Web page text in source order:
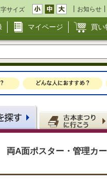
サイズ お知らせ
マイページ 買い
A面ポスター・管理カ